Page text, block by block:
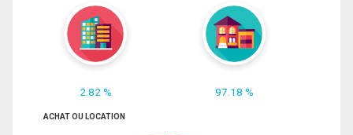
2.82 % 97.18 %
ACHAT OU LOCATION